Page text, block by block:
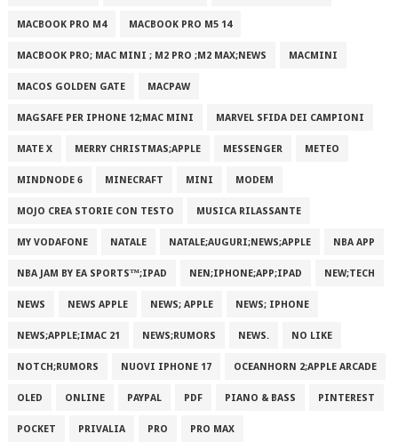
MACBOOK PRO M4 MACBOOK PRO M5 14
MACBOOK PRO; MAC MINI ; M2 PRO ;M2 MAX;NEWS MACMINI
MACOS GOLDEN GATE MACPAW
MAGSAFE PER IPHONE 12;MAC MINI MARVEL SFIDA DEI CAMPIONI
MATE X MERRY CHRISTMAS;APPLE MESSENGER METEO
MINDNODE 6 MINECRAFT MINI MODEM
MOJO CREA STORIE CON TESTO MUSICA RILASSANTE
MY VODAFONE NATALE NATALE;AUGURI;NEWS;APPLE NBA APP
NBA JAM BY EA SPORTS™;IPAD NEN;IPHONE;APP;IPAD NEW;TECH
NEWS NEWS APPLE NEWS; APPLE NEWS; IPHONE
NEWS;APPLE;IMAC 21 NEWS;RUMORS NEWS. NO LIKE
NOTCH;RUMORS NUOVI IPHONE 17 OCEANHORN 2;APPLE ARCADE
OLED ONLINE PAYPAL PDF PIANO & BASS PINTEREST
POCKET PRIVALIA PRO PRO MAX